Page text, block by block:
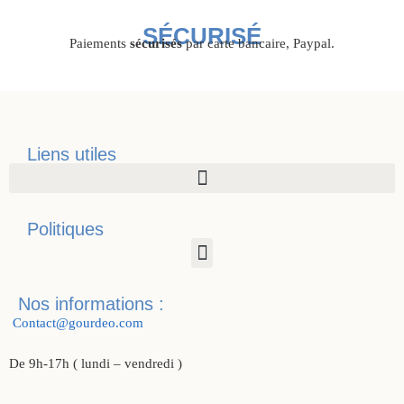
SÉCURISÉ
Paiements sécuriséspar carte bancaire, Paypal.
Liens utiles
Politiques
Nos informations :
Contact@gourdeo.com
De 9h-17h ( lundi – vendredi )